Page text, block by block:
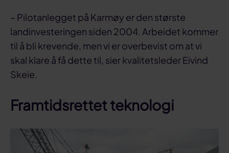
– Pilotanlegget på Karmøy er den største
landinvesteringen siden 2004. Arbeidet kommer
til å bli krevende, men vi er overbevist om at vi
skal klare å få dette til, sier kvalitetsleder Eivind
Skeie.
Framtidsrettet teknologi